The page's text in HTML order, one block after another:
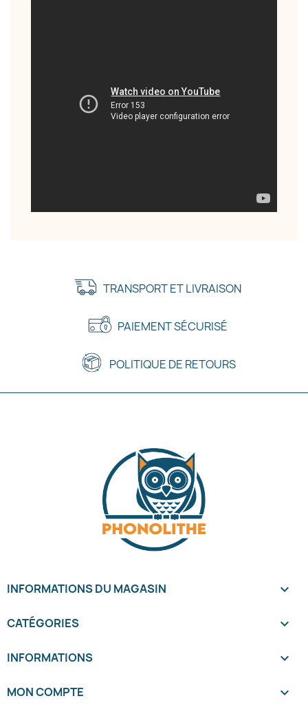
TRANSPORT ET LIVRAISON
PAIEMENT SÉCURISÉ
POLITIQUE DE RETOURS
INFORMATIONS DU MAGASIN keyboard_arrow_down
CATÉGORIES 
INFORMATIONS 
MON COMPTE 